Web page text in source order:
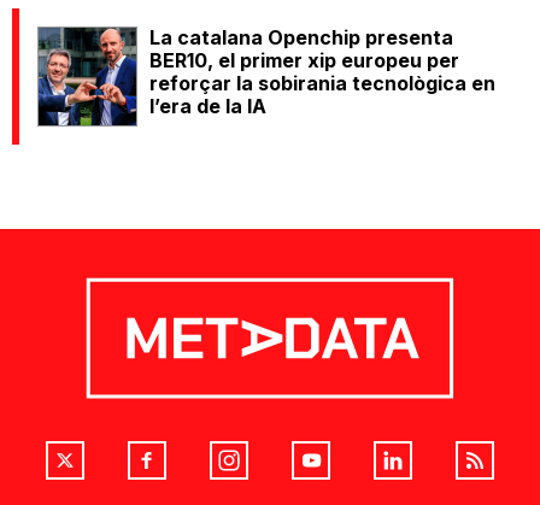
La catalana Openchip presenta
BER10, el primer xip europeu per
reforçar la sobirania tecnològica en
l’era de la IA